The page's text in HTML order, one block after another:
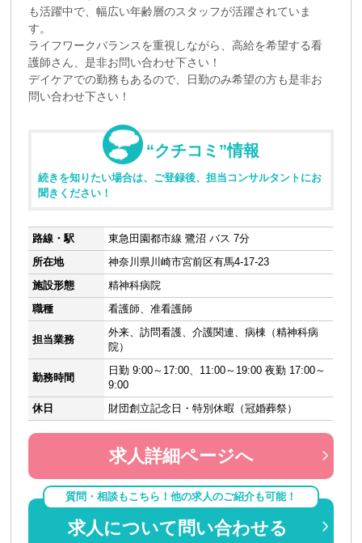
も活躍中で、幅広い年齢層のスタッフが活躍されていま
す。
ライフワークバランスを重視しながら、高給を希望する看
護師さん、是非お問い合わせ下さい！
デイケアでの勤務もあるので、日勤のみ希望の方も是非お
問い合わせ下さい！
“クチコミ”情報
続きを知りたい場合は、ご登録後、担当コンサルタントにお
聞きください！
路線・駅
東急田園都市線 鷺沼 バス 7分
所在地
神奈川県川崎市宮前区有馬4-17-23
施設形態
精神科病院
職種
看護師、准看護師
担当業務
外来、訪問看護、介護関連、病棟（精神科病
院）
勤務時間
日勤 9:00～17:00、11:00～19:00 夜勤 17:00～
9:00
休日
財団創立記念日・特別休暇（冠婚葬祭）
求人詳細ページへ
質問・相談もこちら！他の求人のご紹介も可能！
求人について問い合わせる